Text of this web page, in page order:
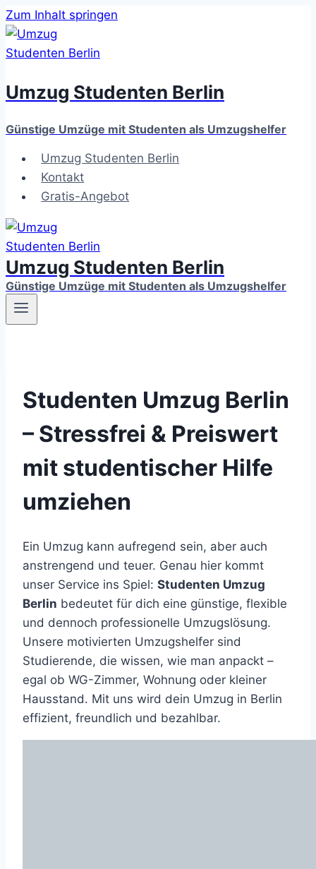
Zum Inhalt springen
Umzug Studenten Berlin
Günstige Umzüge mit Studenten als Umzugshelfer
Umzug Studenten Berlin
Kontakt
Gratis-Angebot
Umzug Studenten Berlin
Günstige Umzüge mit Studenten als Umzugshelfer
Studenten Umzug Berlin
– Stressfrei & Preiswert
mit studentischer Hilfe
umziehen
Ein Umzug kann aufregend sein, aber auch
anstrengend und teuer. Genau hier kommt
unser Service ins Spiel: Studenten Umzug
Berlin bedeutet für dich eine günstige, flexible
und dennoch professionelle Umzugslösung.
Unsere motivierten Umzugshelfer sind
Studierende, die wissen, wie man anpackt –
egal ob WG-Zimmer, Wohnung oder kleiner
Hausstand. Mit uns wird dein Umzug in Berlin
effizient, freundlich und bezahlbar.